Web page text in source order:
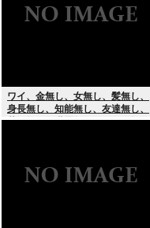
ワイ、金無し、女無し、髪無し、
身長無し、知能無し、友達無し、
若さ無し、職歴無し、やる気無し